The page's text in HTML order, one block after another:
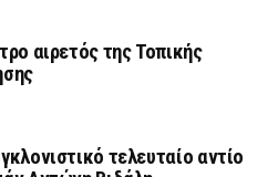
αιρετός της Τοπικής
τελευταίο αντίο